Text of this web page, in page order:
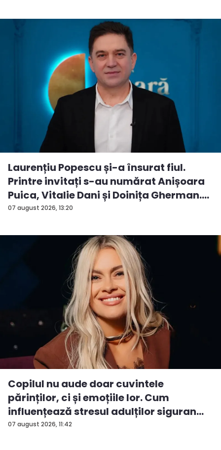
07 august 2026, 13:20
Laurențiu Popescu și-a însurat fiul.
Printre invitați s-au numărat Anișoara
Puica, Vitalie Dani și Doinița Gherman.
P...
07 august 2026, 11:42
Copilul nu aude doar cuvintele
părinților, ci și emoțiile lor. Cum
influențează stresul adulților siguran...